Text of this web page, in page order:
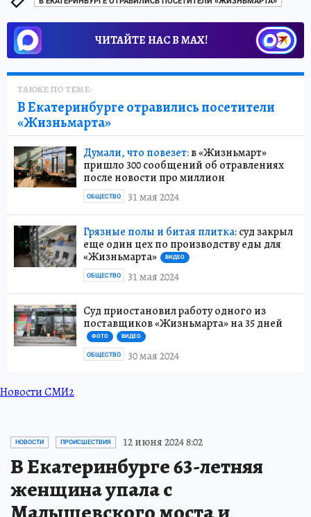
ЧИТАЙТЕ НАС В МАХ!
ТАКЖЕ ПО ТЕМЕ:
В Екатеринбурге отравились посетители
«Жизньмарта»
Думали, что повезет:в «Жизньмарт»
пришло 300 сообщений об отравлениях
после новости про миллион
31 мая 2024
ОБЩЕСТВО
Грязные полы и битая плитка:суд закрыл
еще один цех по производству еды для
«Жизньмарта»
ВИДЕО
31 мая 2024
ОБЩЕСТВО
Суд приостановил работу одного из
поставщиков «Жизньмарта» на 35 дней
ФОТО ВИДЕО
30 мая 2024
ОБЩЕСТВО
Новости СМИ2
НОВОСТИ ПРОИСШЕСТВИЯ 12 июня 2024 8:02
В Екатеринбурге 63-летняя
женщина упала с